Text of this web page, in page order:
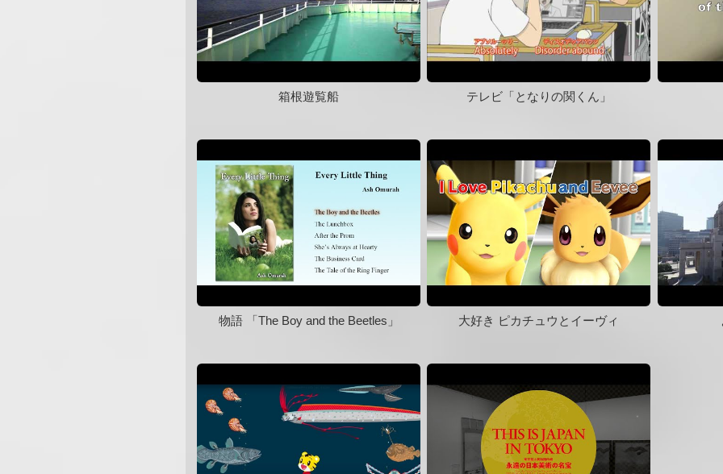
箱根遊覧船 テレビ「となりの関くん」
物語 「The Boy and the Beetles」 大好き ピカチュウとイーヴィ